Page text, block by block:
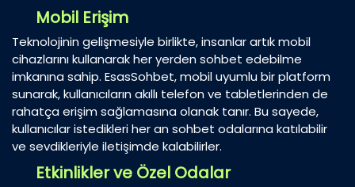
Mobil Erişim
Teknolojinin gelişmesiyle birlikte, insanlar artık mobil
cihazlarını kullanarak her yerden sohbet edebilme
imkanına sahip. EsasSohbet, mobil uyumlu bir platform
sunarak, kullanıcıların akıllı telefon ve tabletlerinden de
rahatça erişim sağlamasına olanak tanır. Bu sayede,
kullanıcılar istedikleri her an sohbet odalarına katılabilir
ve sevdikleriyle iletişimde kalabilirler.
Etkinlikler ve Özel Odalar